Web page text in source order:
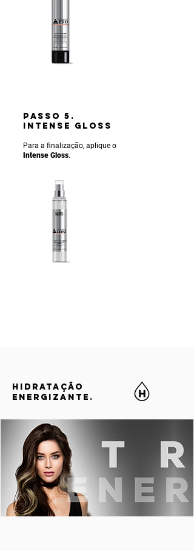
PASSO 5.
INTENSE gLOSS
Para a finalização, aplique o
Intense Gloss.
HIDRATAÇÃO
ENERGIZANTE.